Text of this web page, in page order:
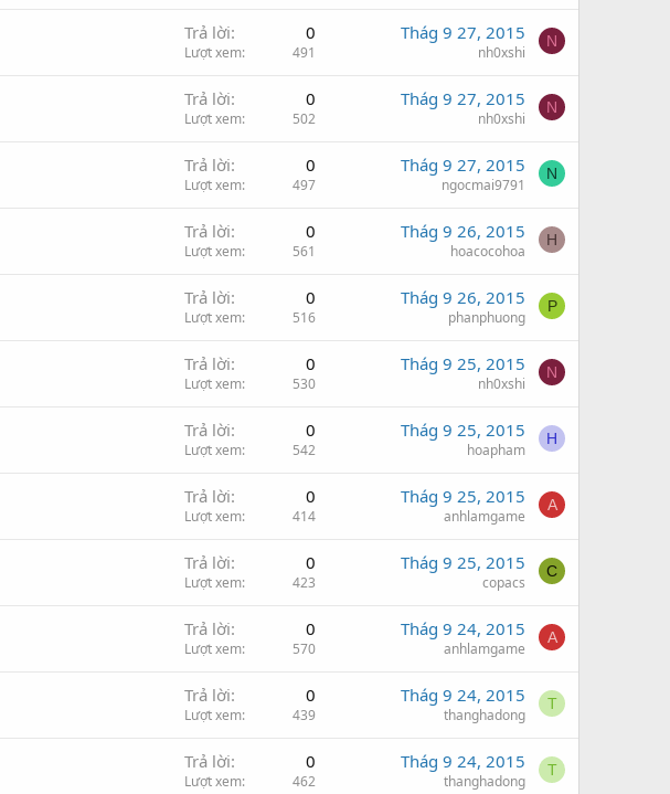
Trả lời 0
Lượt xem 491
Thág 9 27, 2015
nh0xshi
N
Trả lời 0
Lượt xem 502
Thág 9 27, 2015
nh0xshi
N
Trả lời 0
Lượt xem 497
Thág 9 27, 2015
ngocmai9791
N
Trả lời 0
Lượt xem 561
Thág 9 26, 2015
hoacocohoa
H
Trả lời 0
Lượt xem 516
Thág 9 26, 2015
phanphuong
P
Trả lời 0
Lượt xem 530
Thág 9 25, 2015
nh0xshi
N
Trả lời 0
Lượt xem 542
Thág 9 25, 2015
hoapham
H
Trả lời 0
Lượt xem 414
Thág 9 25, 2015
anhlamgame
A
Trả lời 0
Lượt xem 423
Thág 9 25, 2015
copacs
C
Trả lời 0
Lượt xem 570
Thág 9 24, 2015
anhlamgame
A
Trả lời 0
Lượt xem 439
Thág 9 24, 2015
thanghadong
T
Trả lời 0
Lượt xem 462
Thág 9 24, 2015
thanghadong
T